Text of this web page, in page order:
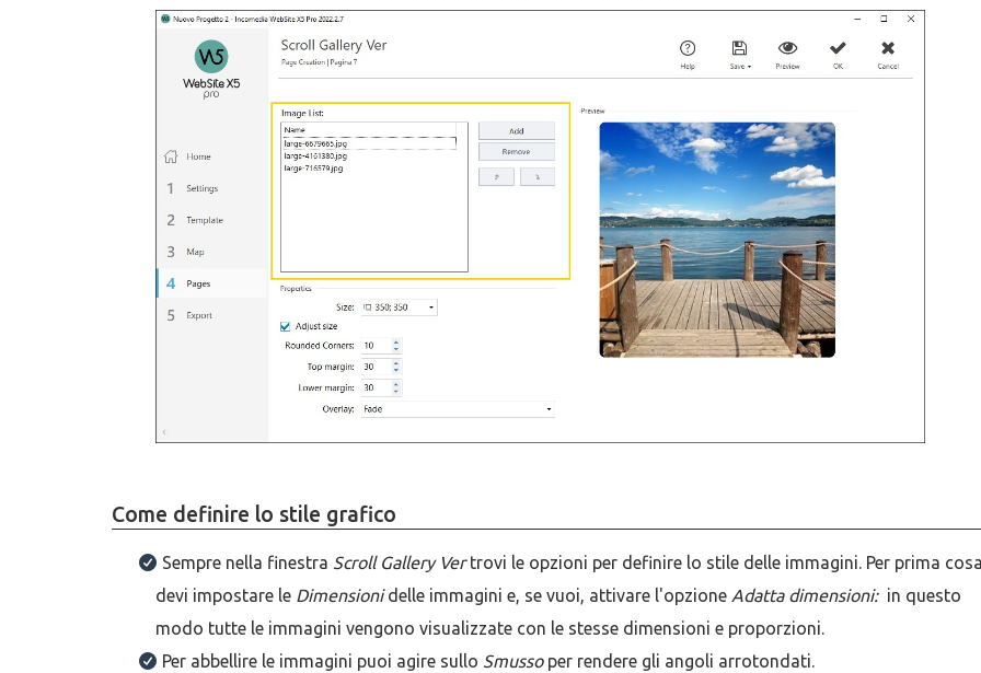
Come definire lo stile grafico
Sempre nella finestra Scroll Gallery Vertrovi le opzioni per definire lo stile delle immagini. Per prima
devi impostare le Dimensionidelle immagini e, se vuoi, attivare l'opzione Adatta dimensioni: in questo
modo tutte le immagini vengono visualizzate con le stesse dimensioni e proporzioni.
Per abbellire le immagini puoi agire sullo Smusso per rendere gli angoli arrotondati.